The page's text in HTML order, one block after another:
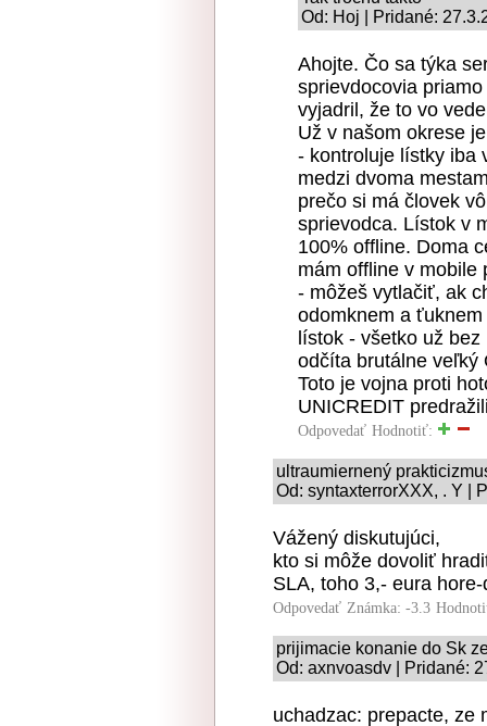
Od: Hoj | Pridané:
Ahojte. Čo sa týka
sprievdocovia
vyjadril, že to vo
Už v našom okrese
- kontroluje lístky iba
medzi dvoma
prečo si má človek
sprievodca. Lístok v
100% offline. Doma
mám offline v mobile
- môžeš vytlačiť, ak
odomknem a
lístok - všetko už
odčíta brutálne veľký
Toto je vojna proti
UNICREDIT
Odpovedať Hodnotiť:
ultraumiernený
Od: syntaxterrorXXX, . Y |
Vážený diskutujúci,
kto si môže dovoliť
SLA, toho 3,- eura
Odpovedať Známka: -3.3
prijimacie konanie do Sk
Od: axnvoasdv | Pridané:
uchadzac: prepacte, ze